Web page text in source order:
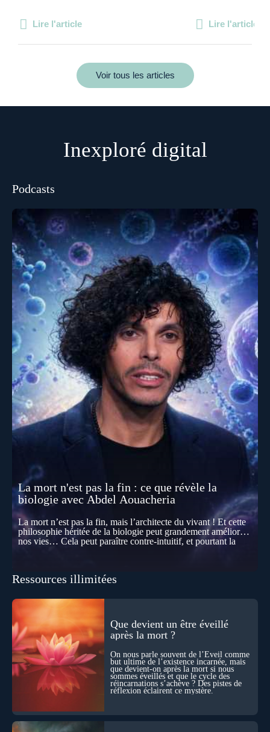
Lire l'article Lire l'article
Voir tous les articles
Inexploré digital
Podcasts
La mort n'est pas la fin : ce que révèle la
biologie avec Abdel Aouacheria
La mort n’est pas la fin, mais l’architecte du vivant ! Et cette
philosophie héritée de la biologie peut grandement améliorer
nos vies… Cela peut paraître contre-intuitif, et pourtant la
se construisent grâce à des milliers de morts cellulaires
effacements nécessaires façonnent la vie elle-même. À toutes
les échelles, la mort apparaît moins comme une rupture que
comme une logique active du vivant. Alors, la biologie peut-
elle transformer notre manière de penser la mort ? Existe-t-il
des ponts avec nos intuitions métaphysiques sur le cycle de
l’âme ? Nous en parlons avec Abdel Aouacheria, docteur en
biochimie et spécialiste de la mort cellulaire.
Ressources illimitées
Que devient un être éveillé
après la mort ?
On nous parle souvent de l’Éveil comme
but ultime de l’existence incarnée, mais
que devient-on après la mort si nous
sommes éveillés et que le cycle des
réincarnations s’achève ? Des pistes de
réflexion éclairent ce mystère.